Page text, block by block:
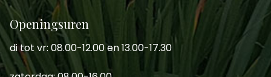
Openingsuren
di tot vr: 08.00-12.00 en 13.00-17.30